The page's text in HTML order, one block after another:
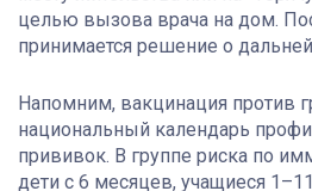
целью вызова врача на дом.
принимается решение о
Напомним, вакцинация против
национальный календарь
прививок. В группе риска по
дети с 6 месяцев, учащиеся